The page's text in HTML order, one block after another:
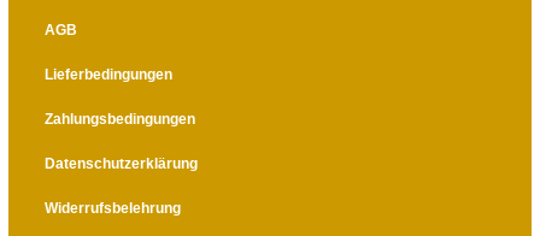
AGB
Lieferbedingungen
Zahlungsbedingungen
Datenschutzerklärung
Widerrufsbelehrung